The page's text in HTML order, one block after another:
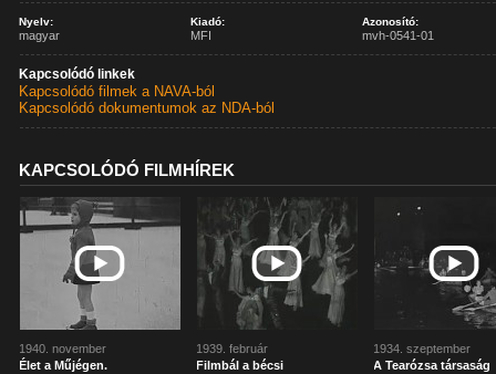
Nyelv:
magyar
Kiadó:
MFI
Azonosító:
mvh-0541-01
Kapcsolódó linkek
Kapcsolódó filmek a NAVA-ból
Kapcsolódó dokumentumok az NDA-ból
KAPCSOLÓDÓ FILMHÍREK
1940. november
Élet a Műjégen.
1939. február
Filmbál a bécsi
1934. szeptember
A Tearózsa társaság